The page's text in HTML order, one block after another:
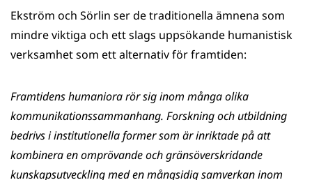
Ekström och Sörlin ser de traditionella ämnena som
mindre viktiga och ett slags uppsökande humanistisk
verksamhet som ett alternativ för framtiden:
Framtidens humaniora rör sig inom många olika
kommunikationssammanhang. Forskning och utbildning
bedrivs i institutionella former som är inriktade på att
kombinera en omprövande och gränsöverskridande
kunskapsutveckling med en mångsidig samverkan inom